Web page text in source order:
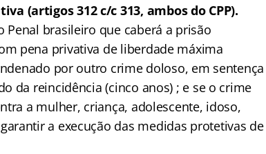
(artigos 312 c/c 313, ambos do CPP).
Penal brasileiro que caberá a prisão
pena privativa de liberdade máxima
por outro crime doloso, em sentença
da reincidência (cinco anos) ; e se o crime
a mulher, criança, adolescente, idoso,
a execução das medidas protetivas de